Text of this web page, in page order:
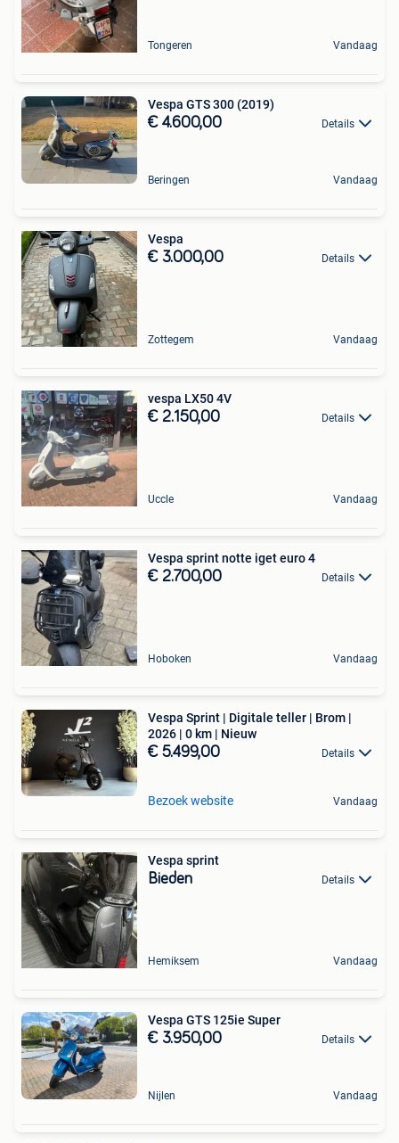
Tongeren Vandaag
Vespa GTS 300 (2019)
€ 4.600,00 Details
Beringen Vandaag
Vespa
€ 3.000,00 Details
Zottegem Vandaag
vespa LX50 4V
€ 2.150,00 Details
Uccle Vandaag
Vespa sprint notte iget euro 4
€ 2.700,00 Details
Hoboken Vandaag
Vespa Sprint | Digitale teller | Brom |
2026 | 0 km | Nieuw
€ 5.499,00 Details
Bezoek website Vandaag
Vespa sprint
Bieden Details
Hemiksem Vandaag
Vespa GTS 125ie Super
€ 3.950,00 Details
Nijlen Vandaag